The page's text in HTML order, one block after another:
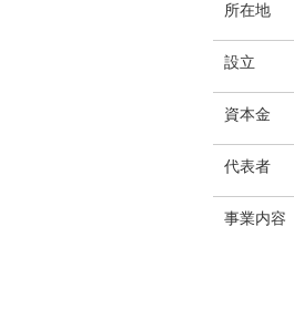
所在地
設立
資本金
代表者
事業内容